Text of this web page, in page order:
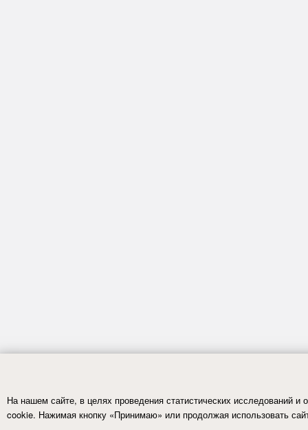
На нашем сайте, в целях проведения статистических исследований
cookie. Нажимая кнопку «Принимаю» или продолжая использовать